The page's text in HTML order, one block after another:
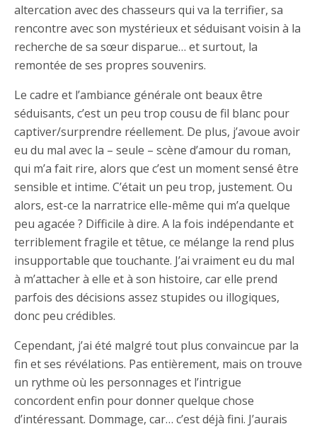
altercation avec des chasseurs qui va la terrifier, sa
rencontre avec son mystérieux et séduisant voisin à la
recherche de sa sœur disparue… et surtout, la
remontée de ses propres souvenirs.
Le cadre et l’ambiance générale ont beaux être
séduisants, c’est un peu trop cousu de fil blanc pour
captiver/surprendre réellement. De plus, j’avoue avoir
eu du mal avec la – seule – scène d’amour du roman,
qui m’a fait rire, alors que c’est un moment sensé être
sensible et intime. C’était un peu trop, justement. Ou
alors, est-ce la narratrice elle-même qui m’a quelque
peu agacée ? Difficile à dire. A la fois indépendante et
terriblement fragile et têtue, ce mélange la rend plus
insupportable que touchante. J’ai vraiment eu du mal
à m’attacher à elle et à son histoire, car elle prend
parfois des décisions assez stupides ou illogiques,
donc peu crédibles.
Cependant, j’ai été malgré tout plus convaincue par la
fin et ses révélations. Pas entièrement, mais on trouve
un rythme où les personnages et l’intrigue
concordent enfin pour donner quelque chose
d’intéressant. Dommage, car… c’est déjà fini. J’aurais